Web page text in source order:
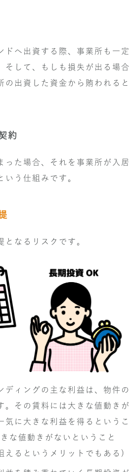
ドへ出資する際、事業所も一定
そして、もしも損失が出る場合
の出資した資金から賄われると
約
った場合、それを事業所が入居
いう仕組みです。
となるリスクです。
ディングの主な利益は、物件の
。その賃料には大きな値動きが
気に大きな利益を得るというこ
な値動きがないということ
えるというメリットでもある)